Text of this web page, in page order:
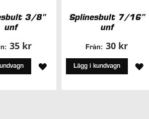
3/8"
unf
35 kr
LÄGG
Splinesbult 7/16"
unf
Från:30 kr
Lägg i kundvagn